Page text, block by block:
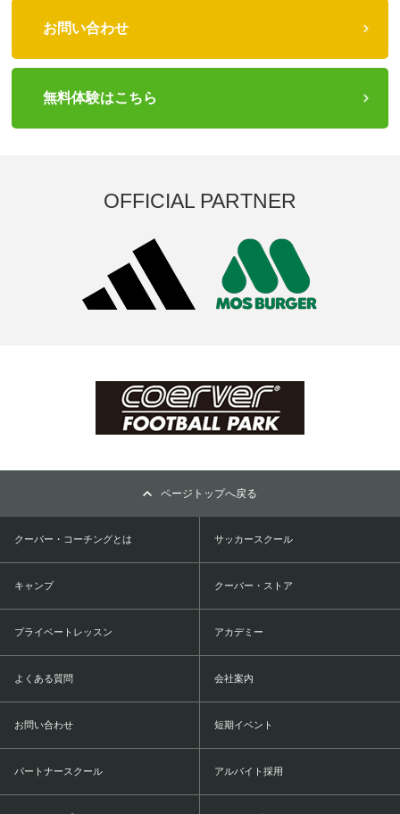
お問い合わせ
無料体験はこちら
OFFICIAL PARTNER
ページトップへ戻る
クーバー・コーチングとは サッカースクール
キャンプ クーバー・ストア
プライベートレッスン アカデミー
よくある質問 会社案内
お問い合わせ 短期イベント
パートナースクール アルバイト採用